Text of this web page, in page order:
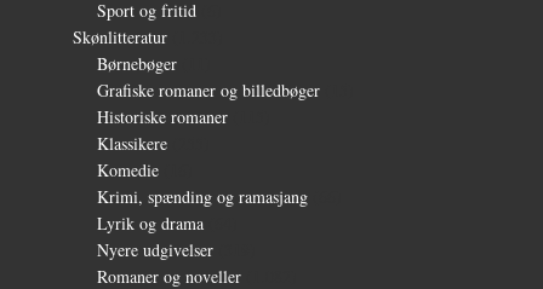
Sport og fritid
Skønlitteratur
Børnebøger
Grafiske romaner og billedbøger
Historiske romaner
Klassikere
Komedie
Krimi, spænding og ramasjang
Lyrik og drama
Nyere udgivelser
Romaner og noveller